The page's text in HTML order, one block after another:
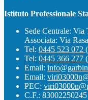
Istituto Professionale
Sede Centrale:
Associata: Via
Tel: 0445 523 072
Tel: 0445 366 277
Email:
Email:
PEC:
C.F.: 83002250245